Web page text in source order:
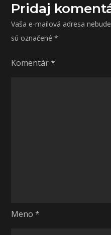
Pridaj
Vaša e-mailová adresa
sú označené*
Komentár*
Meno*